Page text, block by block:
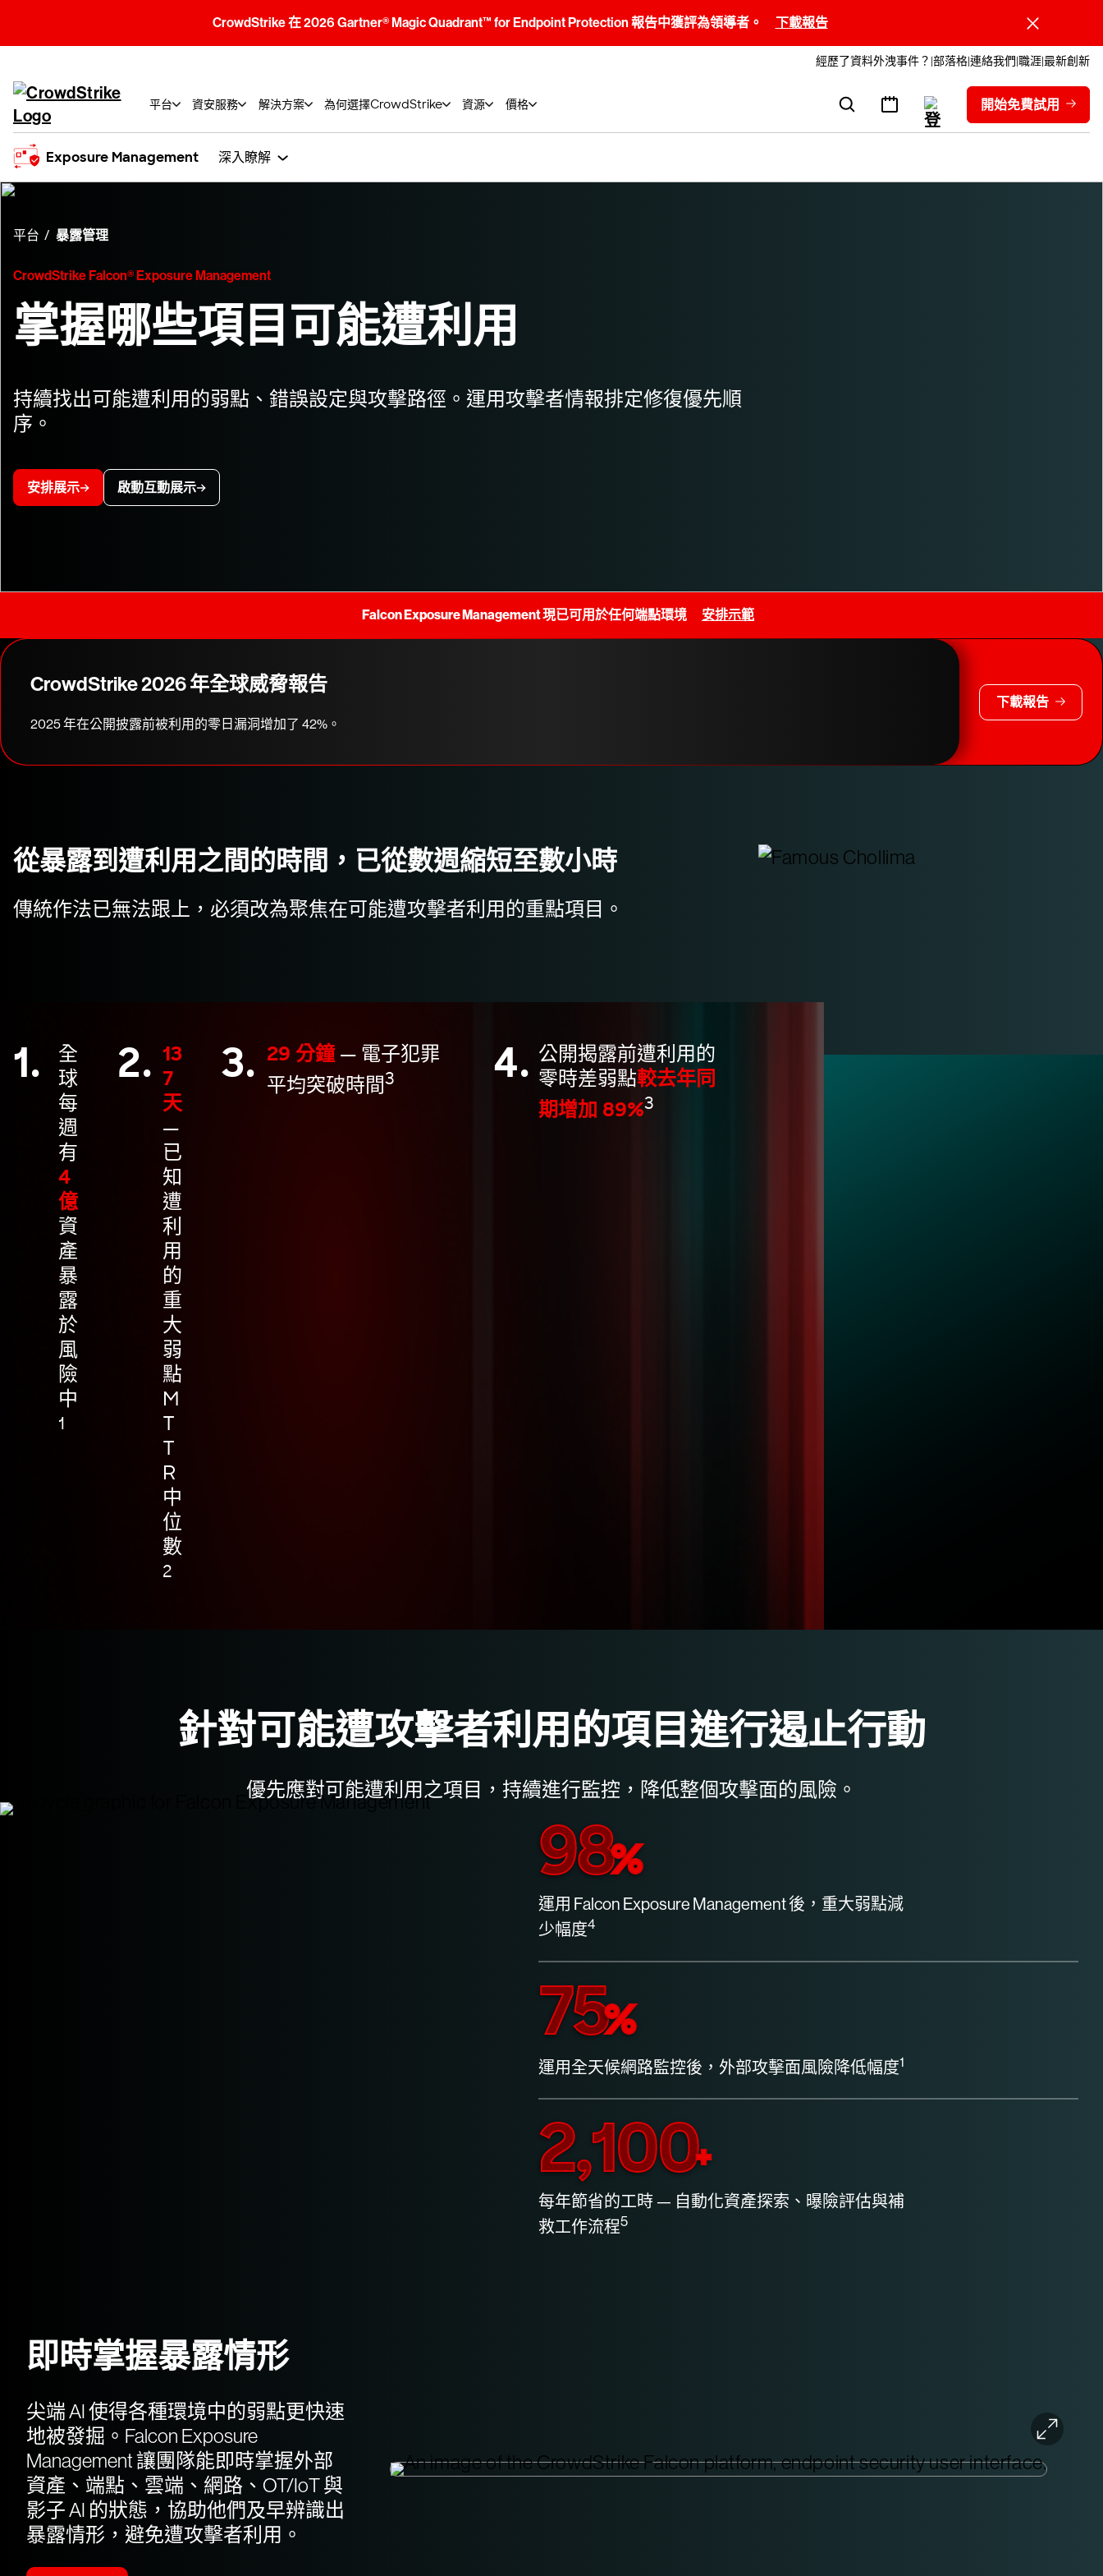
CrowdStrike 在 2026 Gartner® Magic Quadrant™ for Endpoint Protection 報告中獲評為領導者。 下載報告
經歷了資料外洩事件？ 部落格連絡我們 職涯最新創新
平台 資安服務 解決方案 為何選擇CrowdStrike 資源 價格 開始免費試用
Exposure Management 深入瞭解
平台 暴露管理
CrowdStrike Falcon® Exposure Management
掌握哪些項目可能遭利用
持續找出可能遭利用的弱點、錯誤設定與攻擊路徑。運用攻擊者情報排定修復優先順
序。
安排展示 啟動互動展示
Falcon Exposure Management 現已可用於任何端點環境 安排示範
CrowdStrike 2026 年全球威脅報告
2025 年在公開披露前被利用的零日漏洞增加了 42%。
下載報告
從暴露到遭利用之間的時間，已從數週縮短至數小時
傳統作法已無法跟上，必須改為聚焦在可能遭攻擊者利用的重點項目。
1.
全
球
每
週
有
4
億
資
產
暴
露
於
風
險
中
1
2. 13
7
天
—
已
知
遭
利
用
的
重
大
弱
點
M
T
T
R
中
位
數
2
3. 29 分鐘— 電子犯罪
平均突破時間3 4. 公開揭露前遭利用的
零時差弱點較去年同
期增加 89%3
針對可能遭攻擊者利用的項目進行遏止行動
優先應對可能遭利用之項目，持續進行監控，降低整個攻擊面的風險。
98%
運用 Falcon Exposure Management 後，重大弱點減
少幅度4
75%
運用全天候網路監控後，外部攻擊面風險降低幅度1
2,100+
每年節省的工時 — 自動化資產探索、曝險評估與補
救工作流程5
即時掌握暴露情形
尖端 AI 使得各種環境中的弱點更快速
地被發掘。Falcon Exposure
Management 讓團隊能即時掌握外部
資產、端點、雲端、網路、OT/IoT 與
影子 AI 的狀態，協助他們及早辨識出
暴露情形，避免遭攻擊者利用。